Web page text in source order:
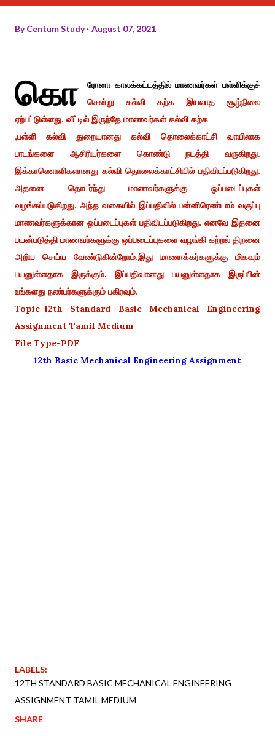
ByCentum Study August 07, 2021
கொ
ரோனா காலக்கட்டத்தில் மாணவர்கள் பள்ளிக்குச்
சென்று கல்வி கற்க இயலாத சூழ்நிலை
ஏற்பட்டுள்ளது. வீட்டில் இருந்தே மாணவர்கள் கல்வி கற்க
,பள்ளி கல்வி துறையானது கல்வி தொலைக்காட்சி வாயிலாக
பாடங்களை ஆசிரியர்களை கொண்டு நடத்தி வருகிறது.
இக்காணொளிகளானது கல்வி தொலைக்காட்சியில் பதிவிடப்படுகிறது.
அதனை தொடர்ந்து மாணவர்களுக்கு ஒப்படைப்புகள்
வழங்கப்படுகிறது. அந்த வகையில் இப்பதிவில் பன்னிரெண்டாம் வகுப்பு
மாணவர்களுக்கான ஒப்படைப்புகள் பதிவிடப்படுகிறது. எனவே இதனை
பயன்படுத்தி மாணவர்களுக்கு ஒப்படைப்புகளை வழங்கி கற்றல் திறனை
அறிய செய்ய வேண்டுகின்றோம்.இது மாணாக்கர்களுக்கு மிகவும்
பயனுள்ளதாக இருக்கும். இப்பதிவானது பயனுள்ளதாக இருப்பின்
உங்களது நண்பர்களுக்கும் பகிரவும்.
Topic-12th Standard Basic Mechanical Engineering
Assignment Tamil Medium
File Type-PDF
12th Basic Mechanical Engineering Assignment
LABELS:
12TH STANDARD BASIC MECHANICAL ENGINEERING
ASSIGNMENT TAMIL MEDIUM
SHARE